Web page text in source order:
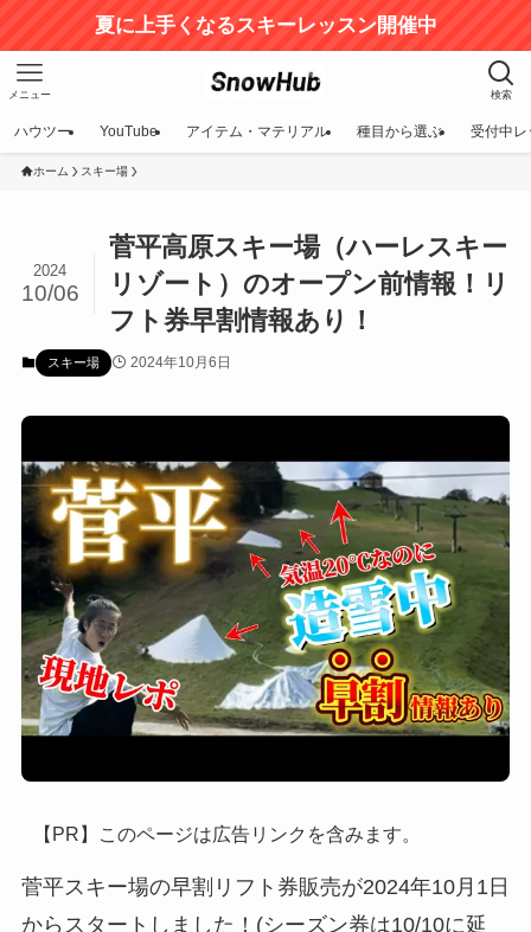
夏に上手くなるスキーレッスン開催中
検索
メニュー
ハウツー YouTube アイテム・マテリアル 種目から選ぶ 受付中レ
ホーム スキー場
菅平高原スキー場（ハーレスキー
リゾート）のオープン前情報！リ
フト券早割情報あり！
2024
10/06
スキー場 2024年10月6日
【PR】このページは広告リンクを含みます。
菅平スキー場の早割リフト券販売が2024年10月1日
からスタートしました！(シーズン券は10/10に延